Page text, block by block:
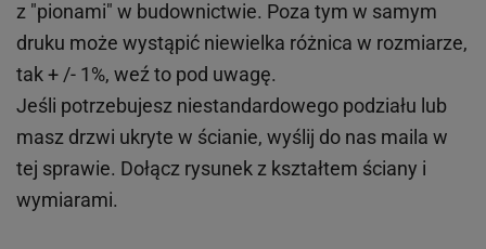
z "pionami" w budownictwie. Poza tym w samym
druku może wystąpić niewielka różnica w rozmiarze,
tak + /- 1%, weź to pod uwagę.
Jeśli potrzebujesz niestandardowego podziału lub
masz drzwi ukryte w ścianie, wyślij do nas maila w
tej sprawie. Dołącz rysunek z kształtem ściany i
wymiarami.